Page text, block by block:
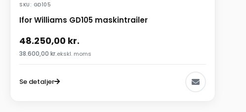
SKU: GD105
Ifor Williams GD105 maskintrailer
48.250,00 kr.
38.600,00 kr.ekskl. moms
Se detaljer